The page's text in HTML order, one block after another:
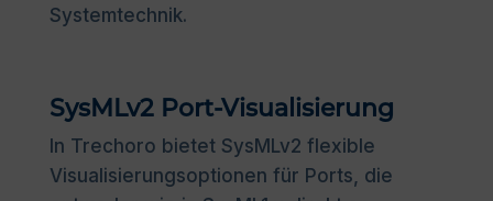
Systemtechnik.
SysMLv2 Port-Visualisierung
In Trechoro bietet SysMLv2 flexible
Visualisierungsoptionen für Ports, die